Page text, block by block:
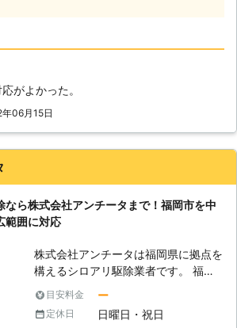
ぎ、信頼を積み重ねる企業でありた
い」と考えています。 床下は目に見
の検査や相見積りも無料で承っており
ますので、まずはお気軽にご相談くだ
せください。 ■全国対応！お電話一
直営店・協力店を含め、全国に対応し
ば、当日もしくは翌日に無料調査に伺
います。 また年中無休で対応してい
るため、土日祝日などお客様のご都合
一を心がけてシロアリ駆除をおこない
ますので、お困りの際は何時でもご相
談ください。 ※「宮城県」「広島県」
■ロイ株式会社シロアリ駆除 弊社で
は過去に多くのシロアリ駆除に対応し
てまいりました。 実績については下
記の通りです。 【過去施工事例一
覧】 [CASE1] ・京都府京都市上京区
がよかった。
06月15日
なら株式会社アンチータまで！福岡市を中
範囲に対応
株式会社アンチータは福岡県に拠点を
構えるシロアリ駆除業者です。 福岡
市を中心に筑紫野市、春日市、大野城
市など九州北部のエリアに対応してお
ります。 1981年の設立以来、多くの
目安料金 ー
定休日 日曜日・祝日